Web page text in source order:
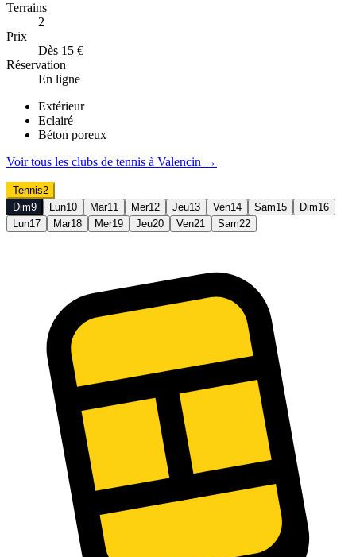
Terrains
2
Prix
Dès 15 €
Réservation
En ligne
Extérieur
Eclairé
Béton poreux
Voir tous les clubs de tennis à Valencin →
Tennis2
Dim9 Lun10 Mar11 Mer12 Jeu13 Ven14 Sam15 Dim16
Lun17 Mar18 Mer19 Jeu20 Ven21 Sam22